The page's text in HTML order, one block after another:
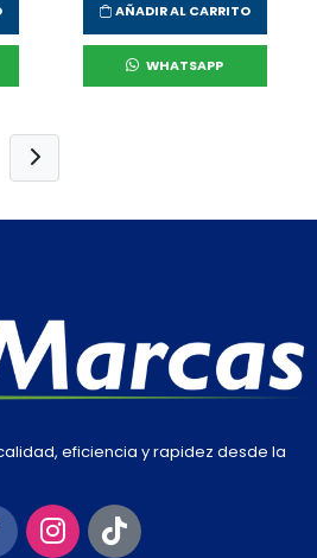
AÑADIR AL CARRITO
WHATSAPP
eficiencia y rapidez desde la